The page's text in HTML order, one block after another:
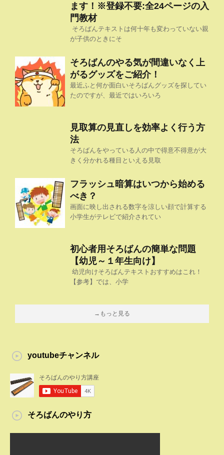
ます！※登録不要:全24ページの入
門教材
そろばんテキストは何十年も変わっていない親
が子供のときにそ
そろばんのやる気が間違いなく上
がるグッズをご紹介！
最近ふと何か面白いそろばんグッズを探してい
たのですが、最近ではいろいろ
見取算の見直しを効率よく行う方
法
そろばんをやっている人の中で得意不得意が大
きく分かれる種目といえる見取
フラッシュ暗算はいつから始める
べき？
画面に映し出される数字を涼しい顔で計算する
小学生がテレビで紹介されてい
初心者用そろばんの簡単な問題
【幼児～１年生向け】
幼児向けそろばんテキストおすすめはこれ！
【参考】では、小学
→もっと見る
youtubeチャンネル
そろばんのやり方